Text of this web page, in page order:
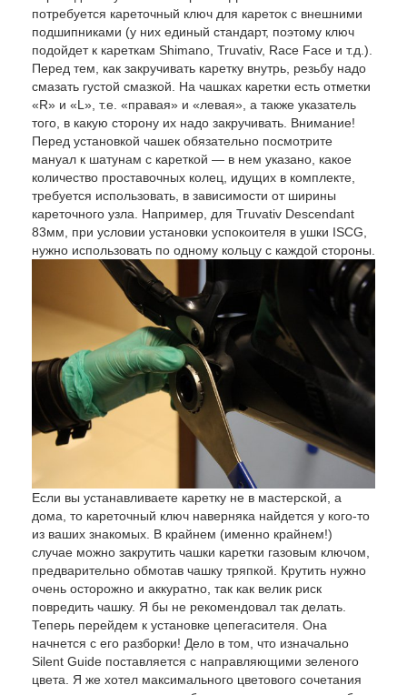
потребуется кареточный ключ для кареток с внешними
подшипниками (у них единый стандарт, поэтому ключ
подойдет к кареткам Shimano, Truvativ, Race Face и т.д.).
Перед тем, как закручивать каретку внутрь, резьбу надо
смазать густой смазкой. На чашках каретки есть отметки
«R» и «L», т.е. «правая» и «левая», а также указатель
того, в какую сторону их надо закручивать. Внимание!
Перед установкой чашек обязательно посмотрите
мануал к шатунам с кареткой — в нем указано, какое
количество проставочных колец, идущих в комплекте,
требуется использовать, в зависимости от ширины
кареточного узла. Например, для Truvativ Descendant
83мм, при условии установки успокоителя в ушки ISCG,
нужно использовать по одному кольцу с каждой стороны.
Если вы устанавливаете каретку не в мастерской, а
дома, то кареточный ключ наверняка найдется у кого-то
из ваших знакомых. В крайнем (именно крайнем!)
случае можно закрутить чашки каретки газовым ключом,
предварительно обмотав чашку тряпкой. Крутить нужно
очень осторожно и аккуратно, так как велик риск
повредить чашку. Я бы не рекомендовал так делать.
Теперь перейдем к установке цепегасителя. Она
начнется с его разборки! Дело в том, что изначально
Silent Guide поставляется с направляющими зеленого
цвета. Я же хотел максимального цветового сочетания